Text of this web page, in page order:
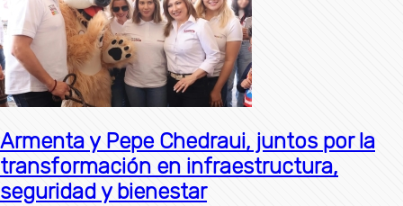
Armenta y Pepe Chedraui, juntos por la
transformación en infraestructura,
seguridad y bienestar